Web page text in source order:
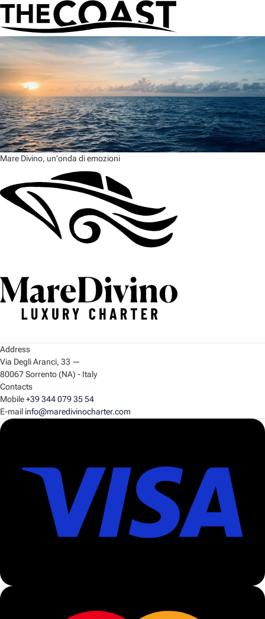
Mare Divino, un'onda di emozioni
Address
Via Degli Aranci, 33 —
80067 Sorrento (NA) - Italy
Contacts
Mobile+39 344 079 35 54
E-mail info@maredivinocharter.com